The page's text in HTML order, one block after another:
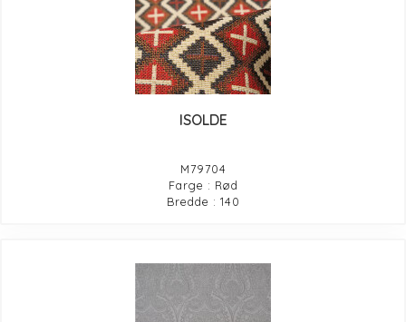
ISOLDE
M79704
Farge : Rød
Bredde : 140